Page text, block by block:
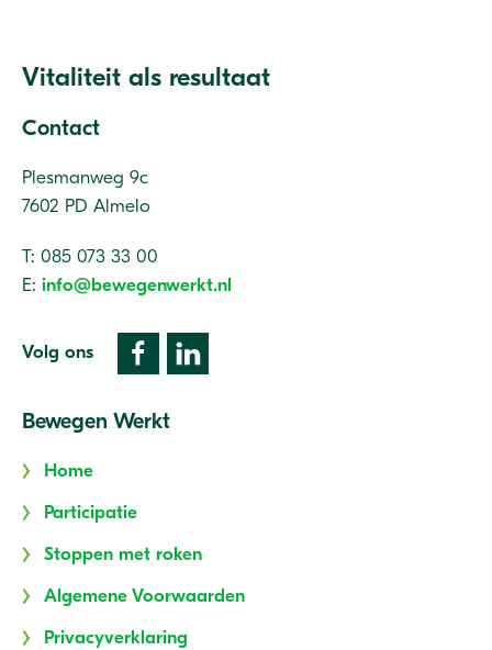
Vitaliteit als resultaat
Contact
Plesmanweg 9c
7602 PD Almelo
T: 085 073 33 00
E: info@bewegenwerkt.nl
Volg ons
Bewegen Werkt
Home
Participatie
Stoppen met roken
Algemene Voorwaarden
Privacyverklaring